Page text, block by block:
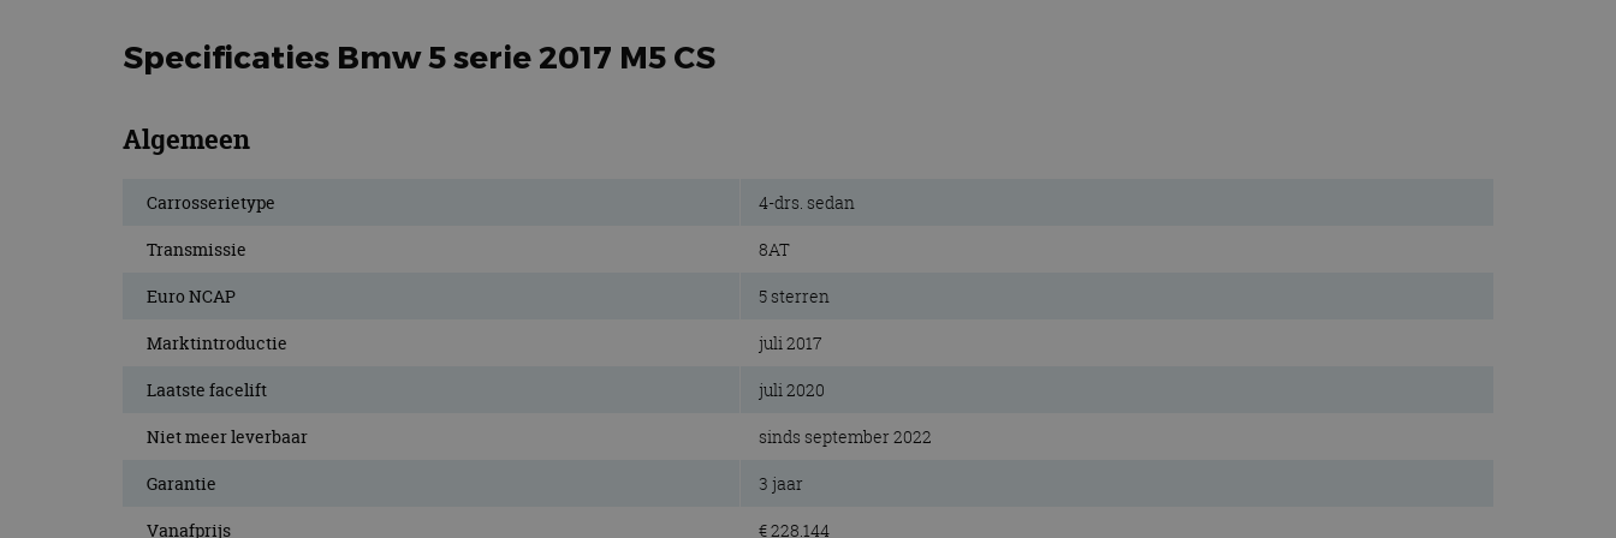
Specificaties Bmw 5 serie 2017 M5 CS
Algemeen
Carrosserietype 4-drs. sedan
Transmissie 8AT
Euro NCAP 5 sterren
Marktintroductie juli 2017
Laatste facelift juli 2020
Niet meer leverbaar sinds september 2022
Garantie 3 jaar
Vanafprijs € 228.144